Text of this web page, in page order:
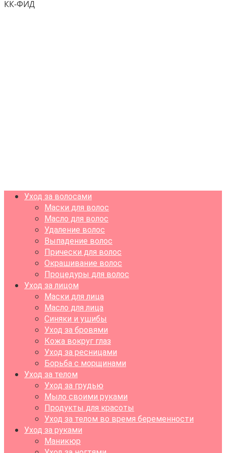
КК-ФИД
Уход за волосами
Маски для волос
Масло для волос
Удаление волос
Выпадение волос
Прически для волос
Окрашивание волос
Процедуры для волос
Уход за лицом
Маски для лица
Масло для лица
Синяки и ушибы
Уход за бровями
Кожа вокруг глаз
Уход за ресницами
Борьба с морщинами
Уход за телом
Уход за грудью
Мыло своими руками
Продукты для красоты
Уход за телом во время беременности
Уход за руками
Маникюр